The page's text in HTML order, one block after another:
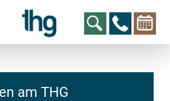
am THG